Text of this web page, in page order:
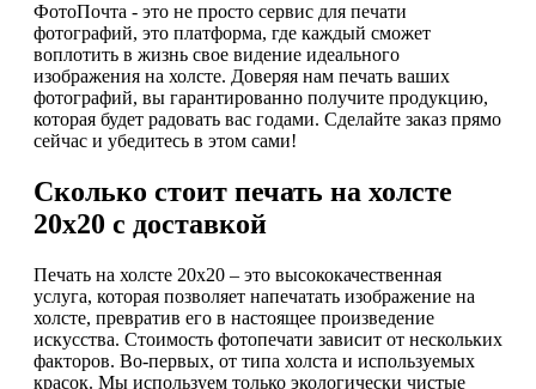
ФотоПочта - это не просто сервис для печати
фотографий, это платформа, где каждый сможет
воплотить в жизнь свое видение идеального
изображения на холсте. Доверяя нам печать ваших
фотографий, вы гарантированно получите продукцию,
которая будет радовать вас годами. Сделайте заказ прямо
сейчас и убедитесь в этом сами!
Сколько стоит печать на холсте
20х20 с доставкой
Печать на холсте 20х20 – это высококачественная
услуга, которая позволяет напечатать изображение на
холсте, превратив его в настоящее произведение
искусства. Стоимость фотопечати зависит от нескольких
факторов. Во-первых, от типа холста и используемых
красок. Мы используем только экологически чистые